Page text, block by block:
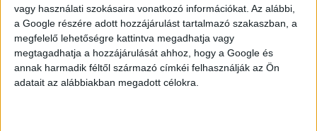
vagy használati szokásaira vonatkozó információkat. Az alábbi,
a Google részére adott hozzájárulást tartalmazó szakaszban, a
megfelelő lehetőségre kattintva megadhatja vagy
megtagadhatja a hozzájárulását ahhoz, hogy a Google és
annak harmadik féltől származó címkéi felhasználják az Ön
adatait az alábbiakban megadott célokra.
AKTUÁLIS
AJÁNLATAINK